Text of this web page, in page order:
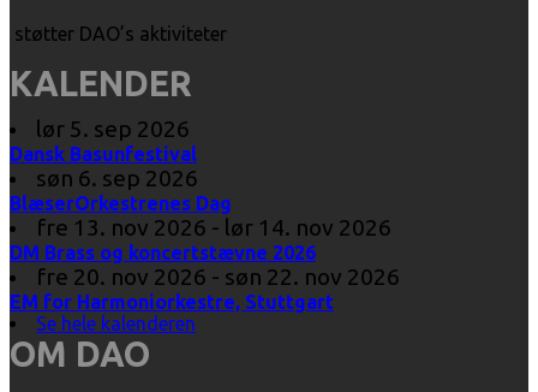
støtter DAO’s aktiviteter
KALENDER
lør 5. sep 2026
Dansk Basunfestival
søn 6. sep 2026
BlæserOrkestrenes Dag
fre 13. nov 2026 - lør 14. nov 2026
DM Brass og koncertstævne 2026
fre 20. nov 2026 - søn 22. nov 2026
EM for Harmoniorkestre, Stuttgart
Se hele kalenderen
OM DAO